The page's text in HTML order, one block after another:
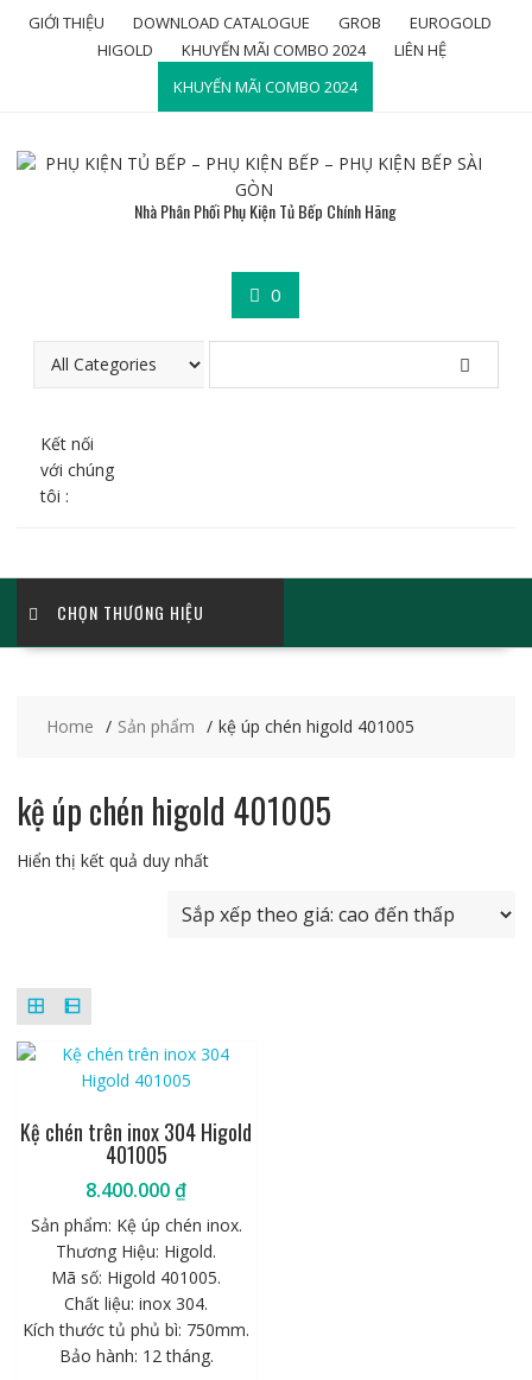
GIỚI THIỆU DOWNLOAD CATALOGUE GROB
EUROGOLD
HIGOLD
KHUYẾN MÃI COMBO 2024
LIÊN HỆ
KHUYẾN MÃI COMBO 2024
Nhà Phân Phối Phụ Kiện Tủ Bếp Chính Hãng
0
Kết nối
với chúng
tôi :
CHỌN THƯƠNG HIỆU
Home Sản phẩm kệ úp chén higold 401005
kệ úp chén higold 401005
Hiển thị kết quả duy nhất
Kệ chén trên inox 304 Higold
401005
8.400.000₫
Sản phẩm: Kệ úp chén inox.
Thương Hiệu: Higold.
Mã số: Higold 401005.
Chất liệu: inox 304.
Kích thước tủ phủ bì: 750mm.
Bảo hành: 12 tháng.